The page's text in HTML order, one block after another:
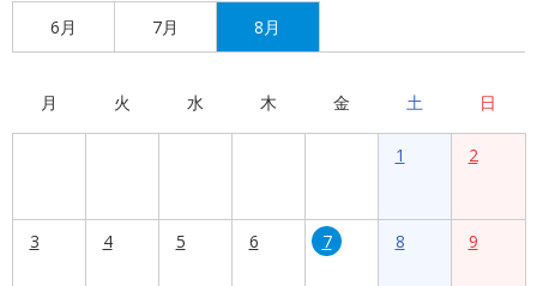
6月 7月 8月
月 火 水 木 金 土 日
1 2
3 4 5 6 7 8 9